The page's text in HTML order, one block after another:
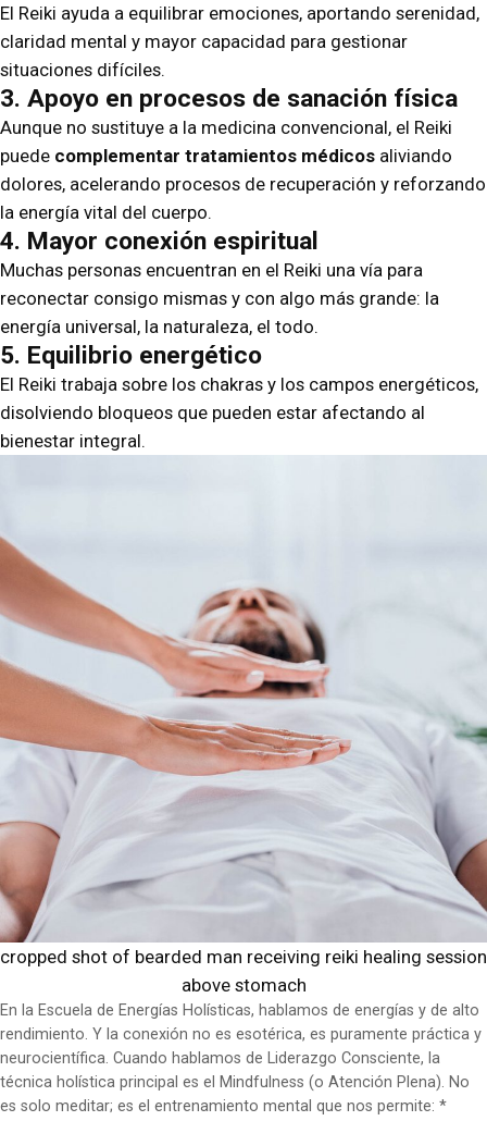
El Reiki ayuda a equilibrar emociones, aportando serenidad,
claridad mental y mayor capacidad para gestionar
situaciones difíciles.
3. Apoyo en procesos de sanación física
Aunque no sustituye a la medicina convencional, el Reiki
puede complementar tratamientos médicos aliviando
dolores, acelerando procesos de recuperación y reforzando
la energía vital del cuerpo.
4. Mayor conexión espiritual
Muchas personas encuentran en el Reiki una vía para
reconectar consigo mismas y con algo más grande: la
energía universal, la naturaleza, el todo.
5. Equilibrio energético
El Reiki trabaja sobre los chakras y los campos energéticos,
disolviendo bloqueos que pueden estar afectando al
bienestar integral.
cropped shot of bearded man receiving reiki healing session
above stomach
En la Escuela de Energías Holísticas, hablamos de energías y de alto
rendimiento. Y la conexión no es esotérica, es puramente práctica y
neurocientífica. Cuando hablamos de Liderazgo Consciente, la
técnica holística principal es el Mindfulness (o Atención Plena). No
es solo meditar; es el entrenamiento mental que nos permite: *